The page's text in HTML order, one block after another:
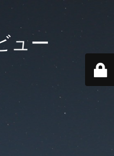
ュー